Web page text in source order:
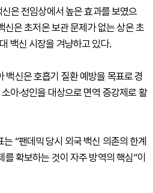
은 전임상에서 높은 효과를 보였으
신은 초저온 보관 문제가 없는 상온 초
백신 시장을 겨냥하고 있다.
백신은 호흡기 질환 예방을 목표로 경
아·성인을 대상으로 면역 증강제로 활
“팬데믹 당시 외국 백신 의존의 한계
확보하는 것이 자주 방역의 핵심”이